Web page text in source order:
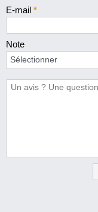
E-mail *
Note